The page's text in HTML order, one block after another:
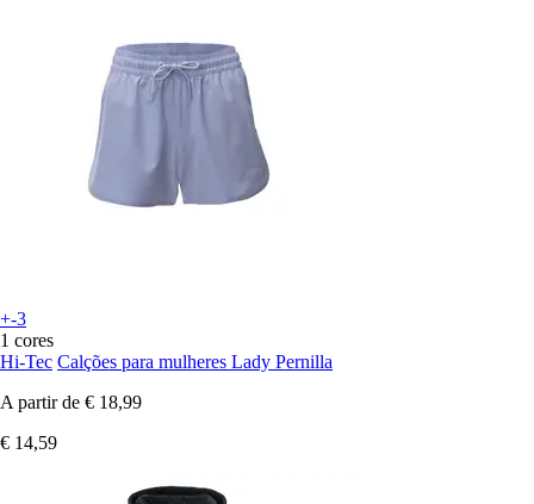
+-3
1 cores
Hi-Tec Calções para mulheres Lady Pernilla
A partir de € 18,99
€ 14,59